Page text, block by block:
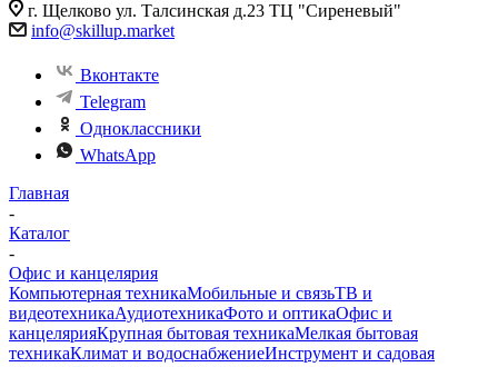
г. Щелково ул. Талсинская д.23 ТЦ "Сиреневый"
info@skillup.market
Вконтакте
Telegram
Одноклассники
WhatsApp
Главная
-
Каталог
-
Офис и канцелярия
Компьютерная техникаМобильные и связьТВ и
видеотехникаАудиотехникаФото и оптикаОфис и
канцелярияКрупная бытовая техникаМелкая бытовая
техникаКлимат и водоснабжениеИнструмент и садовая